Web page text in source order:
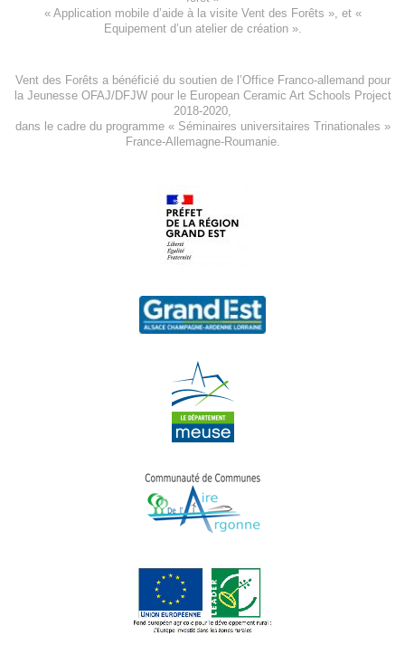
« Application mobile d’aide à la visite Vent des Forêts », et «
Equipement d’un atelier de création».
Vent des Forêts a bénéficié du soutien de l’Office Franco-allemand pour
la Jeunesse OFAJ/DFJWpour leEuropean Ceramic Art Schools Project
2018-2020
dans le cadre du programme « Séminaires universitaires Trinationales »
France-Allemagne-Roumanie.